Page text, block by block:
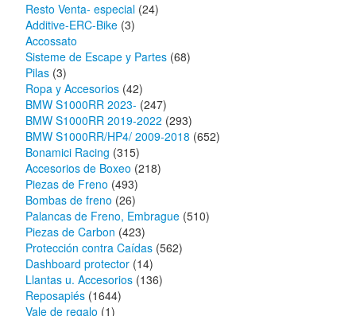
Resto Venta- especial (24)
Additive-ERC-Bike (3)
Accossato
Sisteme de Escape y Partes (68)
Pilas (3)
Ropa y Accesorios (42)
BMW S1000RR 2023- (247)
BMW S1000RR 2019-2022 (293)
BMW S1000RR/HP4/ 2009-2018 (652)
Bonamici Racing (315)
Accesorios de Boxeo (218)
Piezas de Freno (493)
Bombas de freno (26)
Palancas de Freno, Embrague (510)
Piezas de Carbon (423)
Protección contra Caídas (562)
Dashboard protector (14)
Llantas u. Accesorios (136)
Reposapiés (1644)
Vale de regalo (1)